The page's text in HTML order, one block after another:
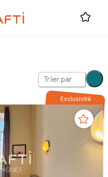
Trier par
Exclusivité